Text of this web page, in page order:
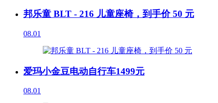
邦乐童 BLT - 216 儿童座椅，到手价 50 元
08.01
爱玛小金豆电动自行车1499元
08.01